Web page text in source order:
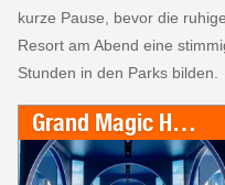
kurze Pause, bevor die
Resort am Abend eine
Stunden in den Parks bilden.
Grand Magic Hotel exkl. Parkeintritt